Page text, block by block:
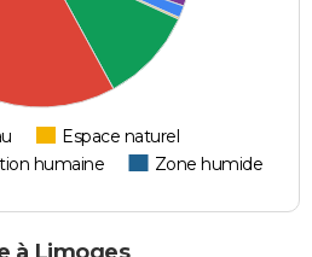
Espace naturel
humaine Zone humide